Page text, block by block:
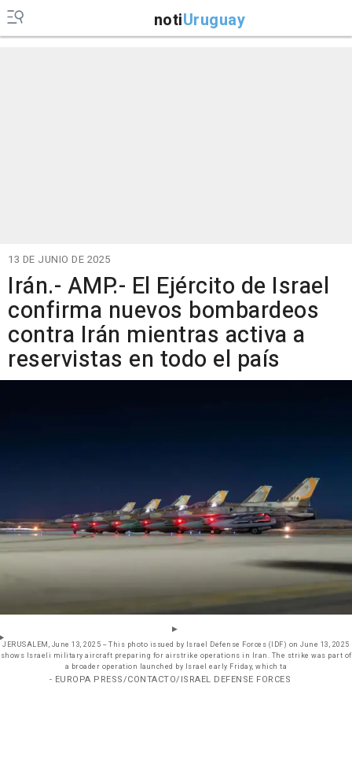
notiUruguay
13 DE JUNIO DE 2025
Irán.- AMP.- El Ejército de Israel
confirma nuevos bombardeos
contra Irán mientras activa a
reservistas en todo el país
JERUSALEM, June 13, 2025 -- This photo issued by Israel Defense Forces (IDF) on June 13, 2025
shows Israeli military aircraft preparing for airstrike operations in Iran. The strike was part of
a broader operation launched by Israel early Friday, which ta
- EUROPA PRESS/CONTACTO/ISRAEL DEFENSE FORCES